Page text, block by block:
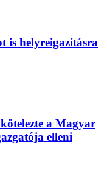
is helyreigazításra
a Magyar
elleni